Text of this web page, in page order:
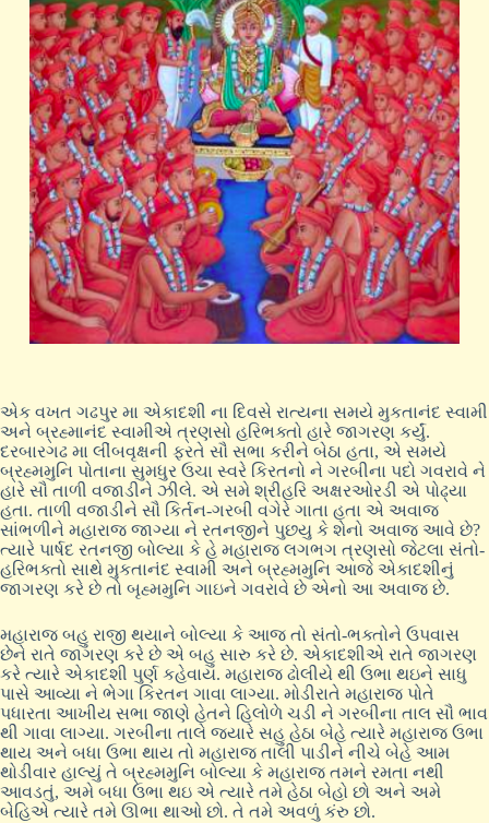
એક વખત ગઢપુર મા એકાદશી ના દિવસે રાત્યના સમયે મુકતાનંદ સ્વામી
અને બ્રહ્માનંદ સ્વામીએ ત્રણસો હરિભક્તો હારે જાગરણ કર્યું.
દરબારગઢ મા લીંબવૃક્ષની ફરતે સૌ સભા કરીને બેઠા હતા, એ સમયે
બ્રહ્મમુનિ પોતાના સુમધુર ઉચા સ્વરે કિરતનો ને ગરબીના પદો ગવરાવે ને
હારે સૌ તાળી વજાડીને ઝીલે. એ સમે શ્રીહરિ અક્ષરઓરડી એ પોઢ્યા
હતા. તાળી વજાડીને સૌ કિર્તન-ગરબી વગેરે ગાતા હતા એ અવાજ
સાંભળીને મહારાજ જાગ્યા ને રતનજીને પુછયુ કે શેનો અવાજ આવે છે?
ત્યારે પાર્ષદ રતનજી બોલ્યા કે હે મહારાજ લગભગ ત્રણસો જેટલા સંતો-
હરિભક્તો સાથે મુકતાનંદ સ્વામી અને બ્રહ્મમુનિ આજે એકાદશીનું
જાગરણ કરે છે તો બૃહ્મમુનિ ગાઇને ગવરાવે છે એનો આ અવાજ છે.
મહારાજ બહુ રાજી થયાને બોલ્યા કે આજ તો સંતો-ભક્તોને ઉપવાસ
છેને રાતે જાગરણ કરે છે એ બહુ સારુ કરે છે. એકાદશીએ રાતે જાગરણ
કરે ત્યારે એકાદશી પુર્ણ કહેવાય. મહારાજ ઢોલીયે થી ઉભા થઇને સાધુ
પાસે આવ્યા ને ભેગા કિરતન ગાવા લાગ્યા. મોડીરાતે મહારાજ પોતે
પધારતા આખીય સભા જાણે હેતને હિલોળે ચડી ને ગરબીના તાલ સૌ ભાવ
થી ગાવા લાગ્યા. ગરબીના તાલે જ્યારે સહુ હેઠા બેહે ત્યારે મહારાજ ઉભા
થાય અને બધા ઉભા થાય તો મહારાજ તાલી પાડીને નીચે બેહે આમ
થોડીવાર હાલ્યું તે બ્રહ્મમુનિ બોલ્યા કે મહારાજ તમને રમતા નથી
આવડતું, અમે બધા ઉભા થઇ એ ત્યારે તમે હેઠા બેહો છો અને અમે
બેહિએ ત્યારે તમે ઊભા થાઓ છો. તે તમે અવળું કંરુ છો.